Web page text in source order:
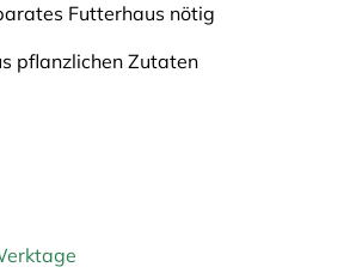
Futterhaus nötig
pflanzlichen Zutaten